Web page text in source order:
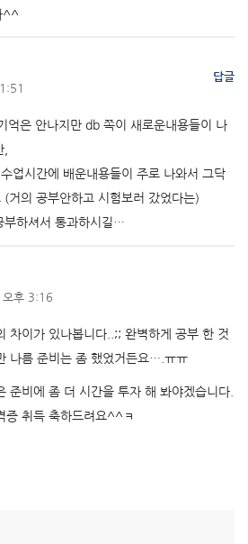
^^
답글
억은 안나지만 db 쪽이 새로운내용들이 나
업시간에 배운내용들이 주로 나와서 그닥
(거의 공부안하고 시험보러 갔었다는)
부하셔서 통과하시길…
후 3:16
차이가 있나봅니다..;; 완벽하게 공부 한 것
나름 준비는 좀 했었거든요….ㅠㅠ
준비에 좀 더 시간을 투자 해 봐야겠습니다.
증 취득 축하드려요^^ㅋ